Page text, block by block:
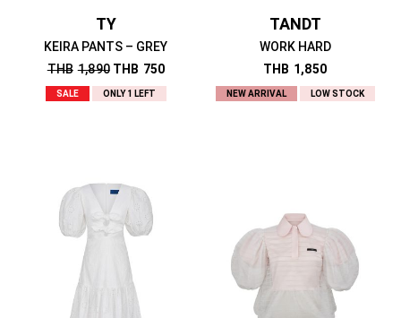
TY
KEIRA PANTS – GREY
THB 1,890 THB 750
SALE ONLY 1 LEFT
TANDT
WORK HARD
THB 1,850
NEW ARRIVAL LOW STOCK